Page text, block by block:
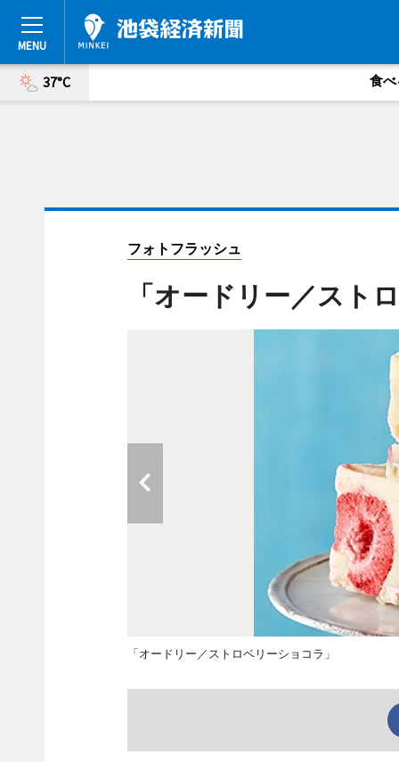
37°C 食べ
フォトフラッシュ
「オードリー／スト
「オードリー／ストロベリーショコラ」